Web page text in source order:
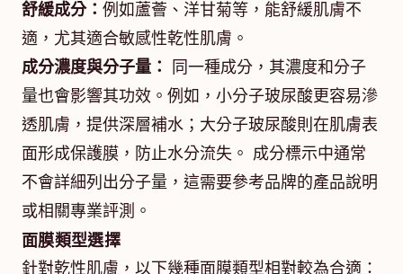
舒緩成分： 例如蘆薈、洋甘菊等，能舒緩肌膚不
適，尤其適合敏感性乾性肌膚。
成分濃度與分子量： 同一種成分，其濃度和分子
量也會影響其功效。例如，小分子玻尿酸更容易滲
透肌膚，提供深層補水；大分子玻尿酸則在肌膚表
面形成保護膜，防止水分流失。 成分標示中通常
不會詳細列出分子量，這需要參考品牌的產品說明
或相關專業評測。
面膜類型選擇
針對乾性肌膚，以下幾種面膜類型相對較為合適：